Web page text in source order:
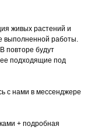
живых растений и
выполненной работы.
повторе будут
подходящие под
с нами в мессенджере
+ подробная